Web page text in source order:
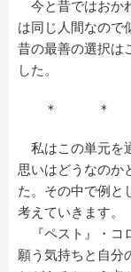
今と昔ではおか
は同じ人間なので
昔の最善の選択は
した。
＊ ＊
私はこの単元を
思いはどうなのか
た。その中で例と
考えていきます。
『ペスト』・コ
願う気持ちと自分